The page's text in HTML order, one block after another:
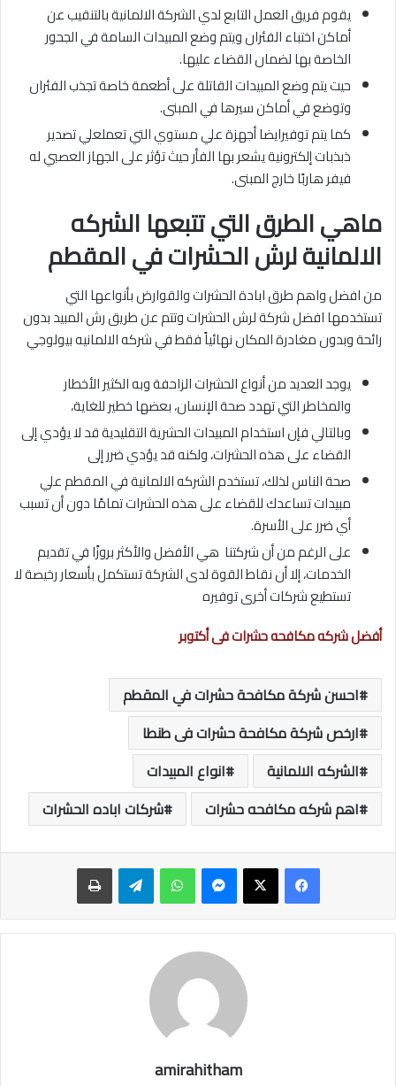
يقوم فريق العمل التابع لدي الشركة الالمانية بالتنقيب عن
أماكن اختباء الفئران ويتم وضع المبيدات السامة في الجحور
الخاصة بها لضمان القضاء عليها.
حيت يتم وضع المبيدات القاتلة على أطعمة خاصة تجذب الفئران
وتوضع في أماكن سيرها في المبنى.
كما يتم توفيرايضا أجهزة علي مستوي التي تعملعلي تصدير
ذبذبات إلكترونية يشعر بها الفأر حيث تؤثر على الجهاز العصبي له
فيفر هاربًا خارج المبنى.
ماهي الطرق التي تتبعها الشركه
الالمانية لرش الحشرات في المقطم
من افضل واهم طرق ابادة الحشرات والقوارض بأنواعها التي
تستخدمها افضل شركة لرش الحشرات وتتم عن طريق رش المبيد بدون
رائحة وبدون مغادرة المكان نهائياً فقط في شركه الالمانيه بيولوجي
يوجد العديد من أنواع الحشرات الزاحفة وبه الكثير الأخطار
والمخاطر التي تهدد صحة الإنسان، بعضها خطير للغاية،
وبالتالي فإن استخدام المبيدات الحشرية التقليدية قد لا يؤدي إلى
القضاء على هذه الحشرات، ولكنه قد يؤدي ضرر إلى
صحة الناس لذلك، تستخدم الشركه الالمانية في المقطم علي
مبيدات تساعدك للقضاء على هذه الحشرات تمامًا دون أن تسبب
أي ضرر على الأسرة.
على الرغم من أن شركتنا هي الأفضل والأكثر بروزًا في تقديم
الخدمات، إلا أن نقاط القوة لدى الشركة تستكمل بأسعار رخيصة لا
تستطيع شركات أخرى توفيره
أفضل شركه مكافحه حشرات فى أكتوبر
احسن شركة مكافحة حشرات في المقطم
ارخص شركة مكافحة حشرات فى طنطا
الشركه الالمانية
انواع المبيدات
اهم شركه مكافحه حشرات
شركات اباده الحشرات
ماسنجر واتساب تيلقرام طباعة
amirahitham